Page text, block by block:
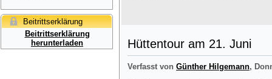
Beitrittserklärung
Beitrittserklärung
herunterladen
Hüttentour am 21. Juni
Verfasst von Günther Hilgemann,